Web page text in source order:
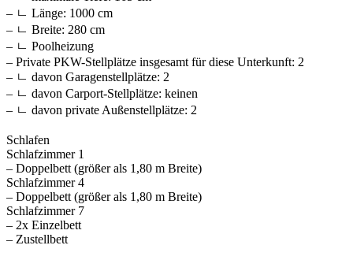
– ㄴ Länge: 1000 cm
– ㄴ Breite: 280 cm
– ㄴ Poolheizung
– Private PKW-Stellplätze insgesamt für diese Unterkunft: 2
– ㄴ davon Garagenstellplätze: 2
– ㄴ davon Carport-Stellplätze: keinen
– ㄴ davon private Außen­stellplätze: 2
Schlafen
Schlafzimmer 1
– Doppelbett (größer als 1,80 m Breite)
Schlafzimmer 4
– Doppelbett (größer als 1,80 m Breite)
Schlafzimmer 7
– 2x Einzelbett
– Zustellbett